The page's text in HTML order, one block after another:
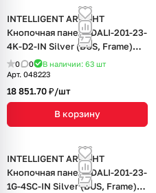
INTELLIGENT ARLIGHT
Кнопочная панель DALI-201-23-
4K-D2-IN Silver (BUS, Frame)
(IARL, IP20 Металл, 3 года)
0 0 В наличии: 63 шт
Арт. 048223
18 851.70 ₽/шт
В корзину
INTELLIGENT ARLIGHT
Кнопочная панель DALI-201-23-
1G-4SC-IN Silver (BUS, Frame)